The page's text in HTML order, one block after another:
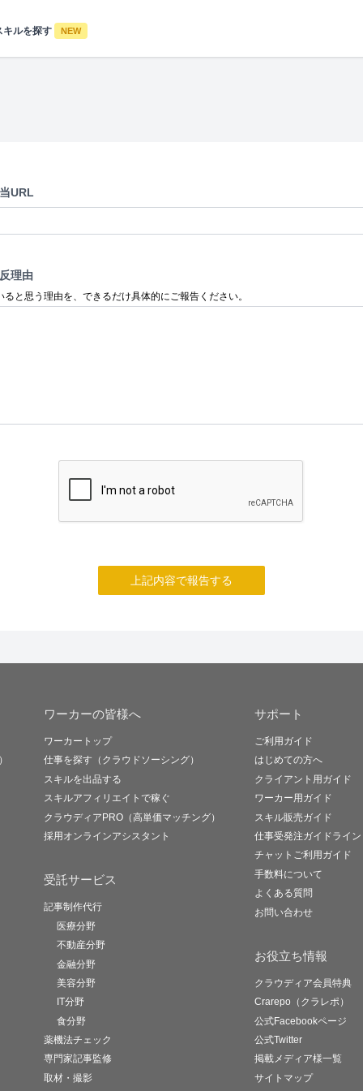
キルを探す NEW
URL
理由
ると思う理由を、できるだけ具体的にご報告ください。
上記内容で報告する
ワーカーの皆様へ
ワーカートップ
仕事を探す（クラウドソーシング）
スキルを出品する
スキルアフィリエイトで稼ぐ
クラウディアPRO（高単価マッチング）
採用オンラインアシスタント
受託サービス
記事制作代行
医療分野
不動産分野
金融分野
美容分野
IT分野
食分野
薬機法チェック
専門家記事監修
取材・撮影
サポート
ご利用ガイド
はじめての方へ
クライアント用ガイド
ワーカー用ガイド
スキル販売ガイド
仕事受発注ガイドライン
チャットご利用ガイド
手数料について
よくある質問
お問い合わせ
お役立ち情報
クラウディア会員特典
Crarepo（クラレポ）
公式Facebookページ
公式Twitter
掲載メディア様一覧
サイトマップ